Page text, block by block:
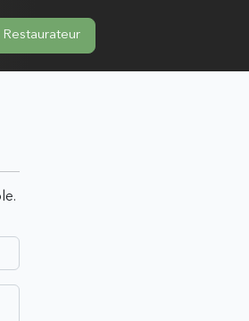
Restaurateur